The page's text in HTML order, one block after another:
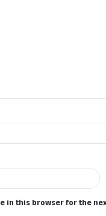
in this browser for the